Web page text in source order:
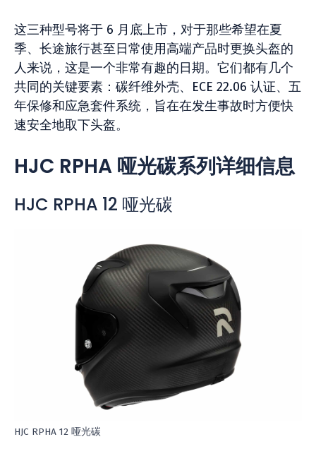
这三种型号将于 6 月底上市，对于那些希望在夏
季、长途旅行甚至日常使用高端产品时更换头盔的
人来说，这是一个非常有趣的日期。它们都有几个
共同的关键要素：碳纤维外壳、ECE 22.06 认证、五
年保修和应急套件系统，旨在在发生事故时方便快
速安全地取下头盔。
HJC RPHA 哑光碳系列详细信息
HJC RPHA 12 哑光碳
HJC RPHA 12 哑光碳